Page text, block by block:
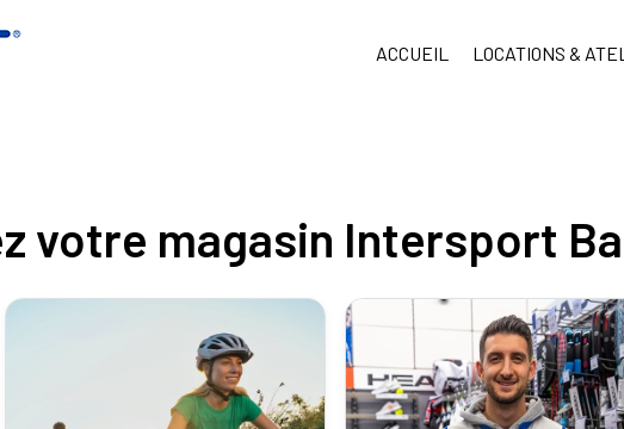
ACCUEIL LOCATIONS &
votre magasin Intersport